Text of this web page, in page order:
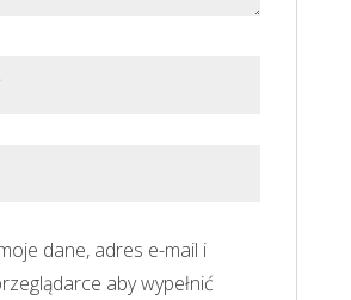
dane, adres e-mail i
aby wypełnić